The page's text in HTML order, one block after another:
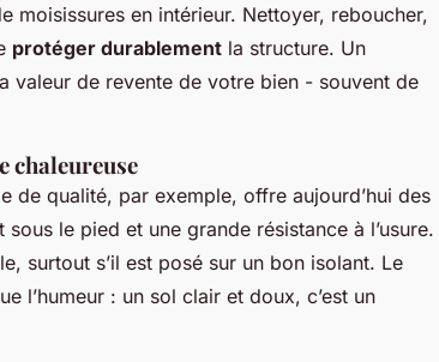
moisissures en intérieur. Nettoyer, reboucher,
protéger durablement la structure. Un
valeur de revente de votre bien - souvent de
chaleureuse
de qualité, par exemple, offre aujourd’hui des
le pied et une grande résistance à l’usure.
surtout s’il est posé sur un bon isolant. Le
l’humeur : un sol clair et doux, c’est un